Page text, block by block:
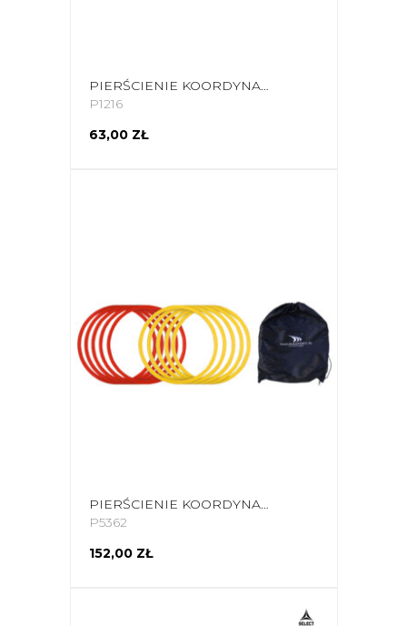
PIERŚCIENIE KOORDYNACYJNE SMJ 12SZT. KT12-45RGBY
P1216
63,00 ZŁ
PIERŚCIENIE KOORDYNACYJNE YAKIMA SPORT W POKROWCU 12SZT 100055
P5362
152,00 ZŁ